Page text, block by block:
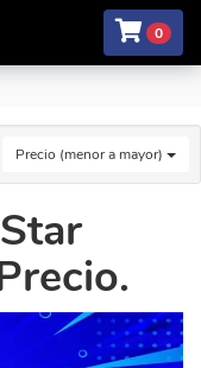
0
Precio (menor a mayor)